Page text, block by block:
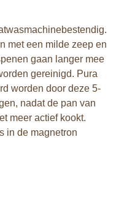
met een milde zeep en
gaan langer mee
gereinigd. Pura
worden door deze 5-
nadat de pan van
meer actief kookt.
in de magnetron